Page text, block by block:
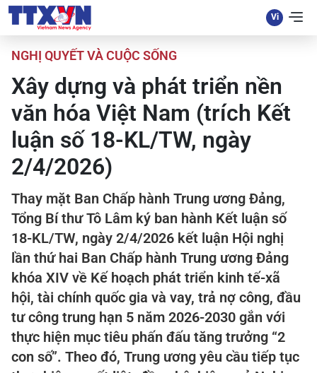
NGHỊ QUYẾT VÀ CUỘC SỐNG
Xây dựng và phát triển nền
văn hóa Việt Nam (trích Kết
luận số 18-KL/TW, ngày
2/4/2026)
Thay mặt Ban Chấp hành Trung ương Đảng,
Tổng Bí thư Tô Lâm ký ban hành Kết luận số
18-KL/TW, ngày 2/4/2026 kết luận Hội nghị
lần thứ hai Ban Chấp hành Trung ương Đảng
khóa XIV về Kế hoạch phát triển kinh tế-xã
hội, tài chính quốc gia và vay, trả nợ công, đầu
tư công trung hạn 5 năm 2026-2030 gắn với
thực hiện mục tiêu phấn đấu tăng trưởng “2
con số”. Theo đó, Trung ương yêu cầu tiếp tục